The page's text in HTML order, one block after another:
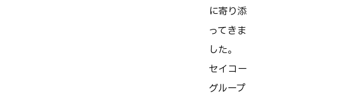
に寄り添
ってきま
した。
セイコー
グループ